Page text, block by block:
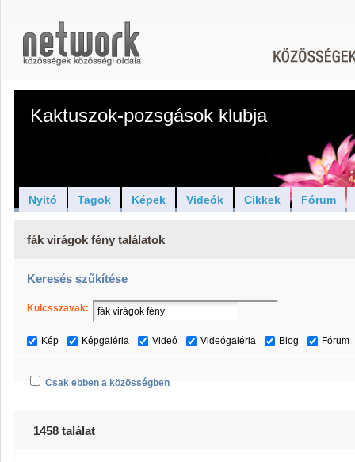
Kaktuszok-pozsgások klubja
Nyitó Tagok Képek Videók Cikkek Fórum
fák virágok fény találatok
Keresés szűkítése
Kulcsszavak:
Kép Képgaléria Videó Videógaléria Blog Fórum
Csak ebben a közösségben
1458 találat